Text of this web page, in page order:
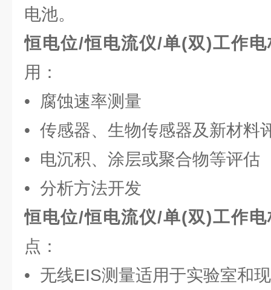
电池。
恒电位/恒电流仪/单(双)工作
用：
• 腐蚀速率测量
• 传感器、生物传感器及新材料
• 电沉积、涂层或聚合物等评估
• 分析方法开发
恒电位/恒电流仪/单(双)工作
点：
• 无线EIS测量适用于实验室和